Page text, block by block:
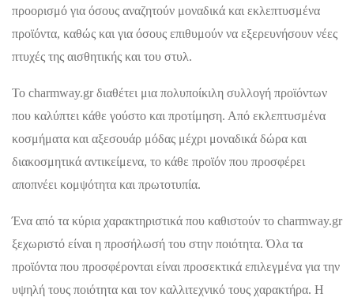
προορισμό για όσους αναζητούν μοναδικά και εκλεπτυσμένα
προϊόντα, καθώς και για όσους επιθυμούν να εξερευνήσουν νέες
πτυχές της αισθητικής και του στυλ.
Το charmway.gr διαθέτει μια πολυποίκιλη συλλογή προϊόντων
που καλύπτει κάθε γούστο και προτίμηση. Από εκλεπτυσμένα
κοσμήματα και αξεσουάρ μόδας μέχρι μοναδικά δώρα και
διακοσμητικά αντικείμενα, το κάθε προϊόν που προσφέρει
αποπνέει κομψότητα και πρωτοτυπία.
Ένα από τα κύρια χαρακτηριστικά που καθιστούν το charmway.gr
ξεχωριστό είναι η προσήλωσή του στην ποιότητα. Όλα τα
προϊόντα που προσφέρονται είναι προσεκτικά επιλεγμένα για την
υψηλή τους ποιότητα και τον καλλιτεχνικό τους χαρακτήρα. Η